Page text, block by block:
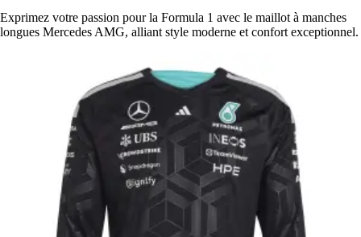
Exprimez votre passion pour la Formula 1 avec le maillot à manches
longues Mercedes AMG, alliant style moderne et confort exceptionnel.